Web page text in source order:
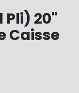
Pli) 20"
Caisse